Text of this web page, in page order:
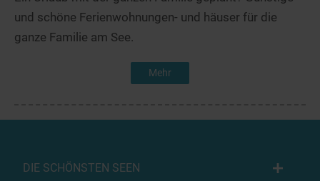
und schöne Ferienwohnungen- und häuser für die
ganze Familie am See.
Mehr
DIE SCHÖNSTEN SEEN